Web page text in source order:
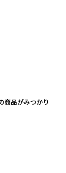
商品がみつかり